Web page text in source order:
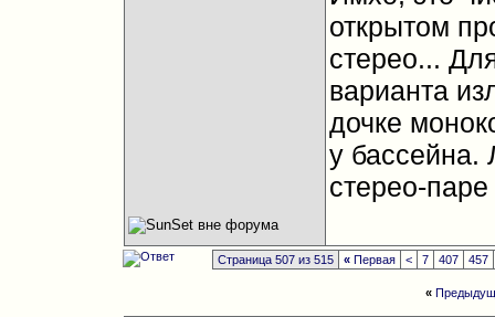
открытом
стерео...
варианта
дочке
у бассейна.
стерео-
Страница 507 из 515 « Первая < 7 407 457
«